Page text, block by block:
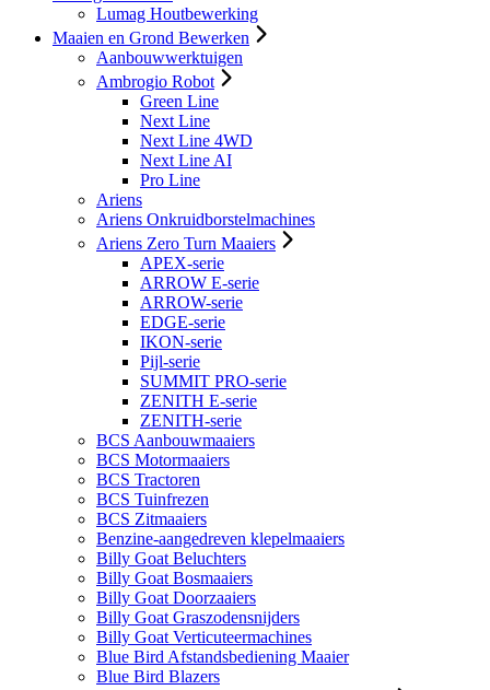
Lumag Houtbewerking
Maaien en Grond Bewerken
Aanbouwwerktuigen
Ambrogio Robot
Green Line
Next Line
Next Line 4WD
Next Line AI
Pro Line
Ariens
Ariens Onkruidborstelmachines
Ariens Zero Turn Maaiers
APEX-serie
ARROW E-serie
ARROW-serie
EDGE-serie
IKON-serie
Pijl-serie
SUMMIT PRO-serie
ZENITH E-serie
ZENITH-serie
BCS Aanbouwmaaiers
BCS Motormaaiers
BCS Tractoren
BCS Tuinfrezen
BCS Zitmaaiers
Benzine-aangedreven klepelmaaiers
Billy Goat Beluchters
Billy Goat Bosmaaiers
Billy Goat Doorzaaiers
Billy Goat Graszodensnijders
Billy Goat Verticuteermachines
Blue Bird Afstandsbediening Maaier
Blue Bird Blazers